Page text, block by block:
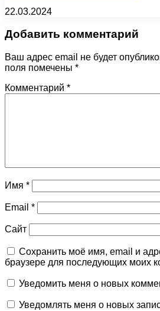
22.03.2024
Добавить комментарий
Ваш адрес email не будет
поля помечены *
Комментарий *
Имя *
Email *
Сайт
Сохранить моё имя, email и
браузере для последующих моих
Уведомить меня о новых
Уведомлять меня о новых